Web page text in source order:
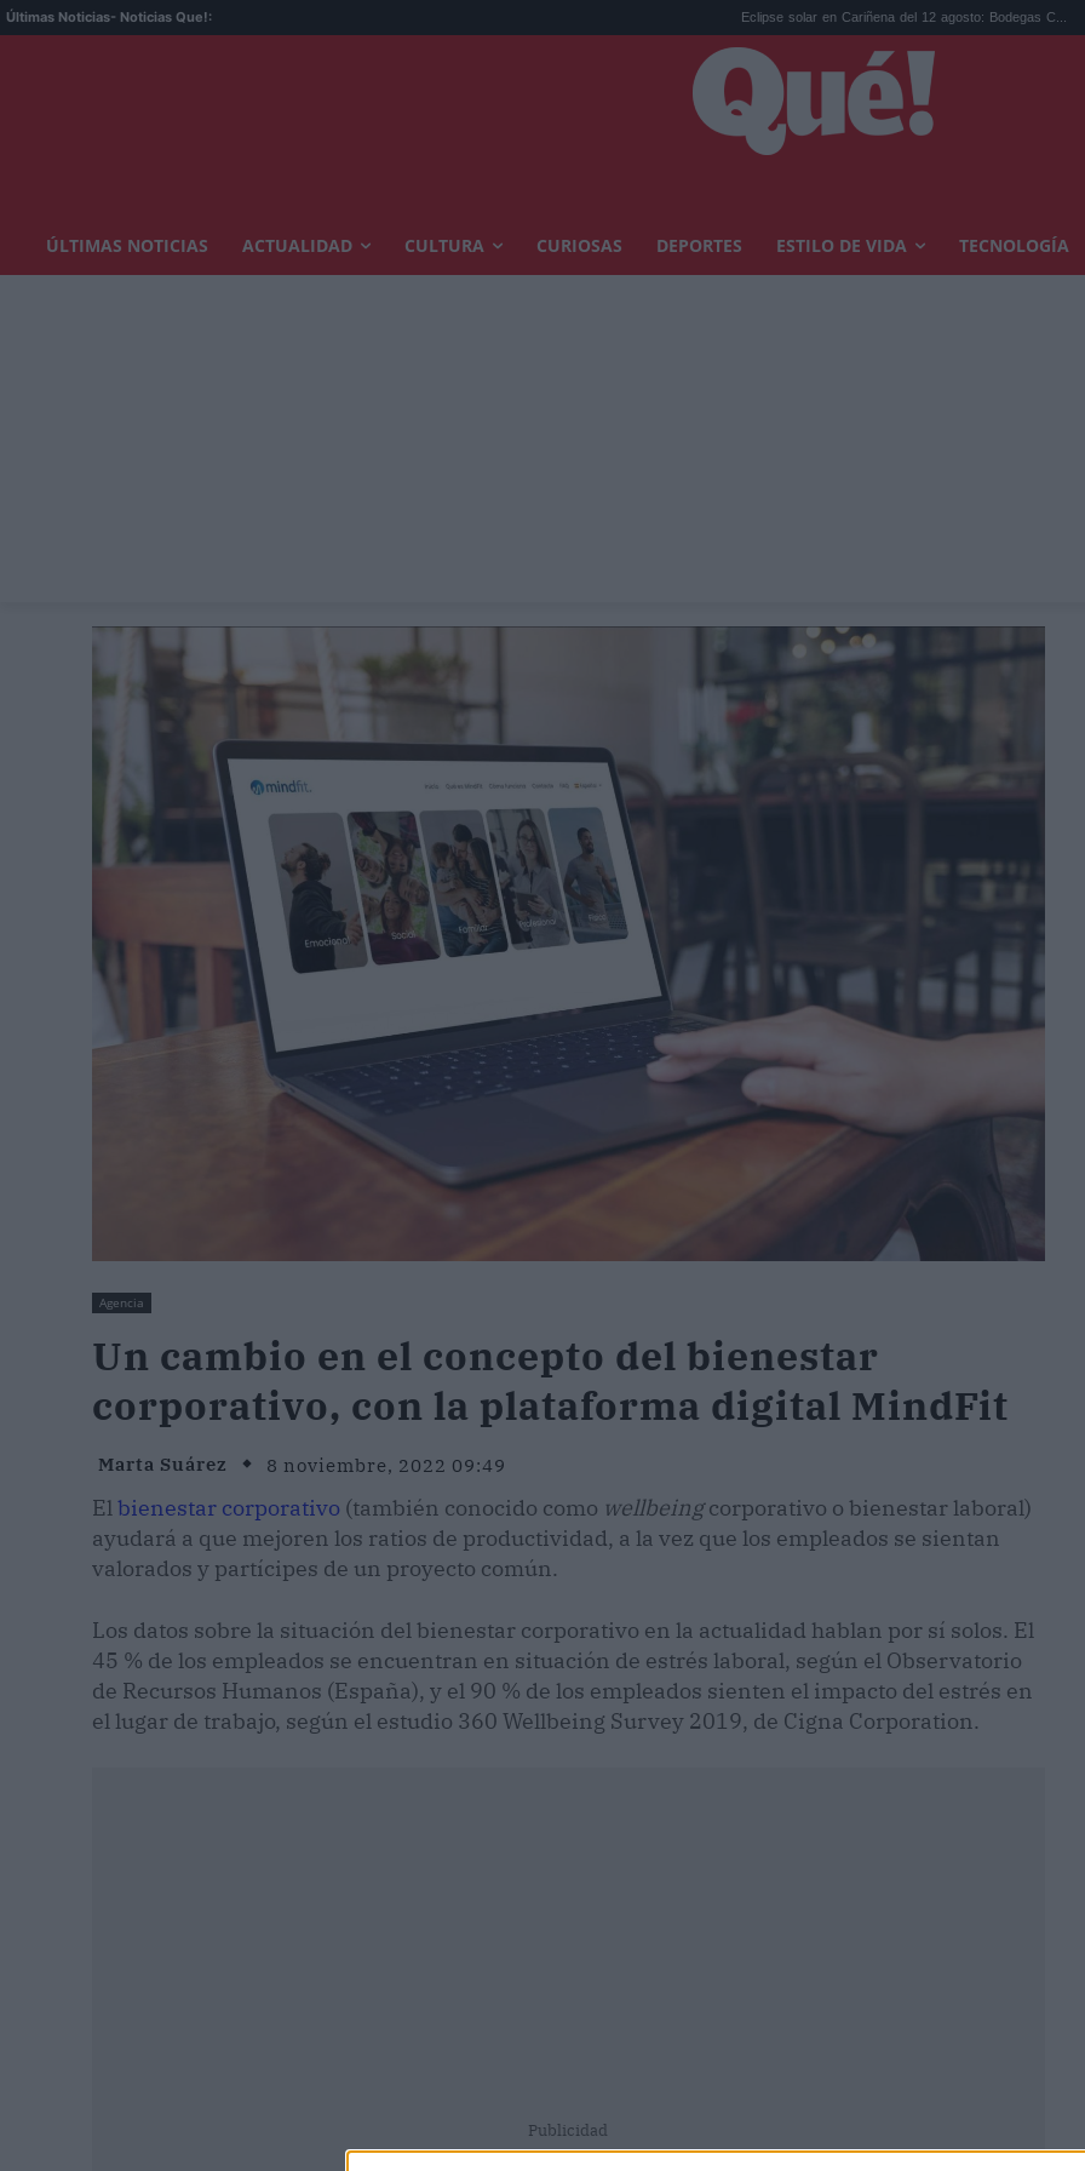
Últimas Noticias- Noticias Que!: Eclipse solar en Cariñena del 12 agosto: Bodegas C... Las mejores
ÚLTIMAS NOTICIAS ACTUALIDAD CULTURA CURIOSAS DEPORTES ESTILO DE VIDA TECNOLOGÍA
Agencia
Un cambio en el concepto del bienestar
corporativo, con la plataforma digital MindFit
Marta Suárez 8 noviembre, 2022 09:49
Elbienestar corporativo (también conocido como wellbeingcorporativo o bienestar laboral)
ayudará a que mejoren los ratios de productividad, a la vez que los empleados se sientan
valorados y partícipes de un proyecto común.
Los datos sobre la situación del bienestar corporativo en la actualidad hablan por sí solos. El
45 % de los empleados se encuentran en situación de estrés laboral, según el Observatorio
de Recursos Humanos (España), y el 90 % de los empleados sienten el impacto del estrés en
el lugar de trabajo, según el estudio 360 Wellbeing Survey 2019, de Cigna Corporation.
Publicidad